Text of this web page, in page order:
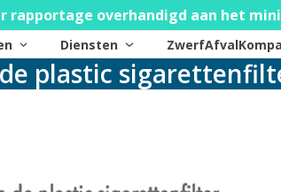
overhandigd aan het
Diensten
plastic